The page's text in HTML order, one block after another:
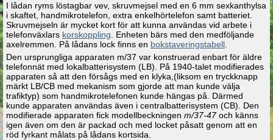
I lådan ryms löstagbar vev, skruvmejsel med en 6 mm sexkanthylsa
i skaftet, handmikrotelefon, extra enkelhörtelefon samt batteriet.
Skruvmejseln är mycket kort för att kunna användas vid arbete i
telefonväxlars korskoppling. Enheten bärs med den medföljande
axelremmen. På lådans lock finns en bokstaveringstabell.
Den ursprungliga apparaten m/37 var konstruerad enbart för äldre
telefonnät med lokalbatterisystem (LB). På 1940-talet modifierades
apparaten så att den försågs med en klyka,(liksom en tryckknapp
märkt LB/CB med mekanism som gjorde att man kunde välja
trafiktyp) som handmikrotelefonen kunde hängas på. Därmed
kunde apparaten användas även i centralbatterisystem (CB). Den
modifierade apparaten fick modellbeckningen m/37-47och känns
igen även om den är packad och med locket påsatt genom att en
röd fyrkant målats på lådans kortsida.